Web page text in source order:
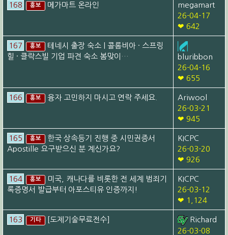
168 홍보 메가마트 온라인
megamart
26-04-17
❤ 642
167 홍보
테네시 출장 숙소 | 콜롬비아 · 스프링
힐 · 클락스빌 기업 파견 숙소 봄맞이…
bluribbon
26-04-16
❤ 655
166 홍보 융자 고민하지 마시고 연락 주세요.
Ariwool
26-03-21
❤ 945
165 홍보
한국 상속등기 진행 중 시민권증서
Apostille 요구받으신 분 계신가요?
KICPC
26-03-20
❤ 926
164 홍보
미국, 캐나다를 비롯한 전 세계 범죄기
록증명서 발급부터 아포스티유 인증까지!
KICPC
26-03-12
❤ 1,124
163 기타 [도제기술무료전수]
Richard
26-03-08